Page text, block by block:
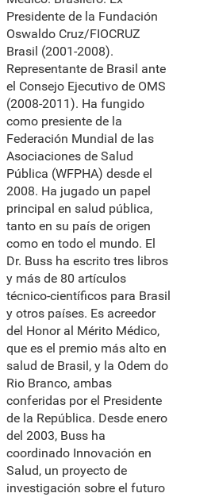
Presidente de la Fundación
Oswaldo Cruz/FIOCRUZ
Brasil (2001-2008).
Representante de Brasil ante
el Consejo Ejecutivo de OMS
(2008-2011). Ha fungido
como presiente de la
Federación Mundial de las
Asociaciones de Salud
Pública (WFPHA) desde el
2008. Ha jugado un papel
principal en salud pública,
tanto en su país de origen
como en todo el mundo. El
Dr. Buss ha escrito tres libros
y más de 80 artículos
técnico-científicos para Brasil
y otros países. Es acreedor
del Honor al Mérito Médico,
que es el premio más alto en
salud de Brasil, y la Odem do
Rio Branco, ambas
conferidas por el Presidente
de la República. Desde enero
del 2003, Buss ha
coordinado Innovación en
Salud, un proyecto de
investigación sobre el futuro